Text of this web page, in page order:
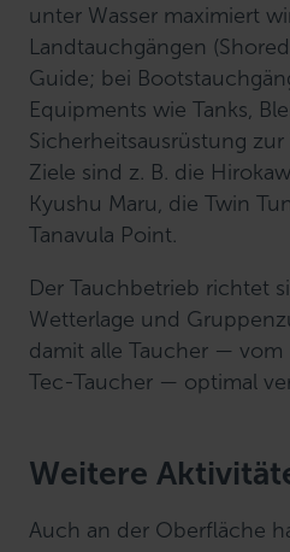
unter Wasser maximiert
Landtauchgängen
Guide; bei
Equipments wie Tanks,
Sicherheitsausrüstung
Ziele sind z. B. die
Kyushu Maru, die Twin
Tanavula Point.
Der Tauchbetrieb richtet
Wetterlage und
damit alle Taucher — vom
Tec-Taucher — optimal
Weitere
Auch an der Oberfläche